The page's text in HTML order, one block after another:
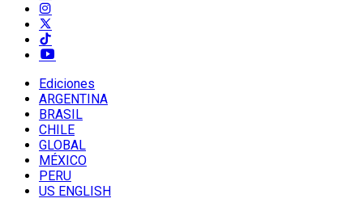
Ediciones
ARGENTINA
BRASIL
CHILE
GLOBAL
MÉXICO
PERU
US ENGLISH